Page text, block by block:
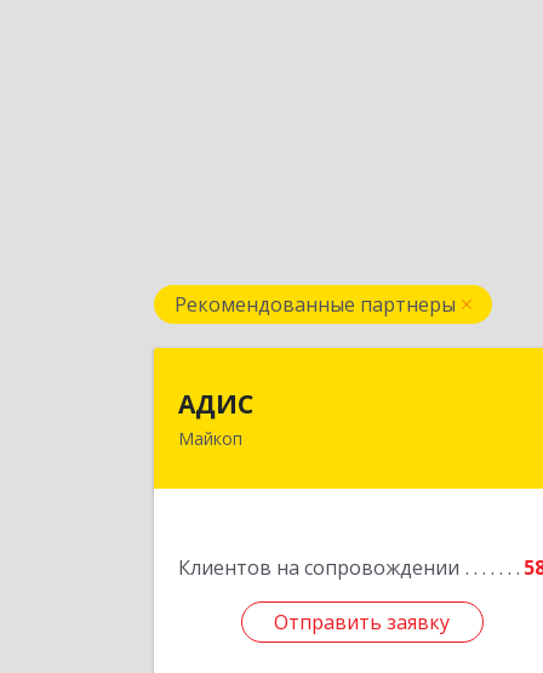
Рекомендованные партнеры
АДИС
Майкоп
Клиентов на сопровождении
Отправить заявку
Отправить заявку